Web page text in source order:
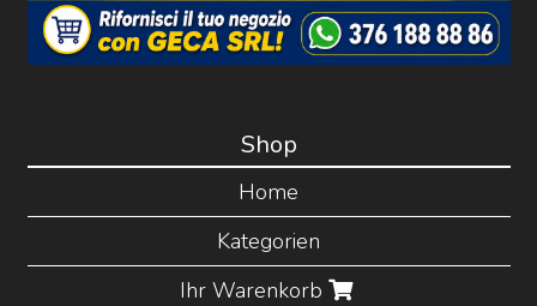
Shop
Home
Kategorien
Ihr Warenkorb